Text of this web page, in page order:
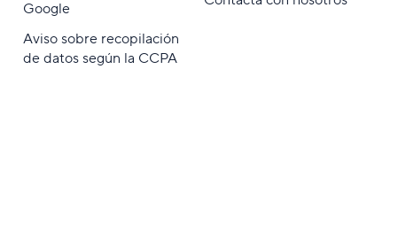
Google
Aviso sobre recopilación
de datos según la CCPA